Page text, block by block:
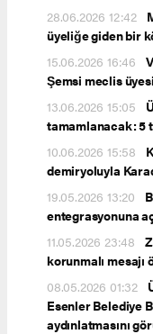
28.06.2026 12:42
üyeliğe giden bir
15.06.2026 16:46
Şemsi meclis
13.06.2026 15:05
tamamlanacak: 5
10.06.2026 15:58
demiryoluyla
19.05.2026 13:20
entegrasyonuna
11.05.2026 23:48
korunmalı mesajı
08.05.2026 01:32
Esenler Belediye
aydınlatmasını